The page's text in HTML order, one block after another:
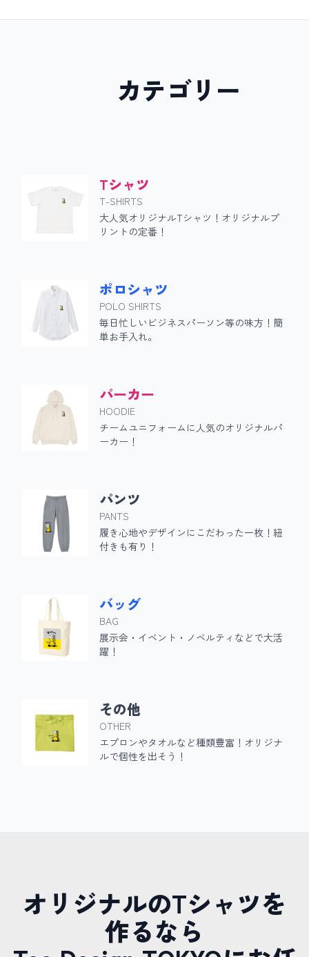
カテゴリー
Tシャツ
T-SHIRTS
大人気オリジナルTシャツ！オリジナルプ
リントの定番！
ポロシャツ
POLO SHIRTS
毎日忙しいビジネスパーソン等の味方！簡
単お手入れ。
パーカー
HOODIE
チームユニフォームに人気のオリジナルパ
ーカー！
パンツ
PANTS
履き心地やデザインにこだわった一枚！紐
付きも有り！
バッグ
BAG
展示会・イベント・ノベルティなどで大活
躍！
その他
OTHER
エプロンやタオルなど種類豊富！オリジナ
ルで個性を出そう！
オリジナルのTシャツを
作るなら